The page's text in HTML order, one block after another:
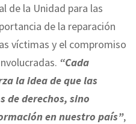
de la Unidad para las
de la reparación
víctimas y el compromiso
“Cada
la idea de que las
de derechos, sino
en nuestro país”,